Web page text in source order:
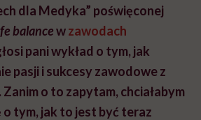
dla Medyka” poświęconej
balancewzawodach
pani wykład o tym, jak
pasji i sukcesy zawodowe z
o to zapytam, chciałabym
o tym, jak to jest być teraz